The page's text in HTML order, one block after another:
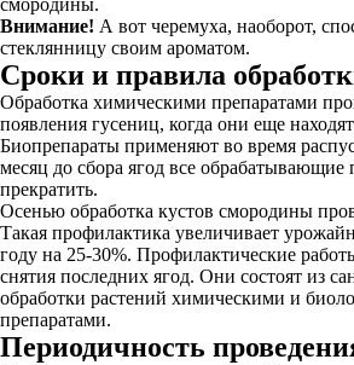
смородины.
Внимание! А вот черемуха, наоборот,
стеклянницу своим ароматом.
Сроки и правила
Обработка химическими препаратами
появления гусениц, когда они еще
Биопрепараты применяют во время
месяц до сбора ягод все обрабатывающие
прекратить.
Осенью обработка кустов смородины
Такая профилактика увеличивает
году на 25-30%. Профилактические
снятия последних ягод. Они состоят из
обработки растений химическими и
препаратами.
Периодичность